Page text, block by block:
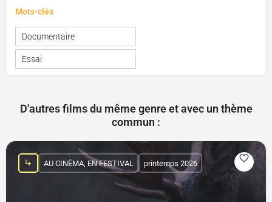
Mots-clés
Documentaire
Essai
D'autres films du même genre et avec un thème
commun :
AU CINÉMA, EN FESTIVAL printemps 2026